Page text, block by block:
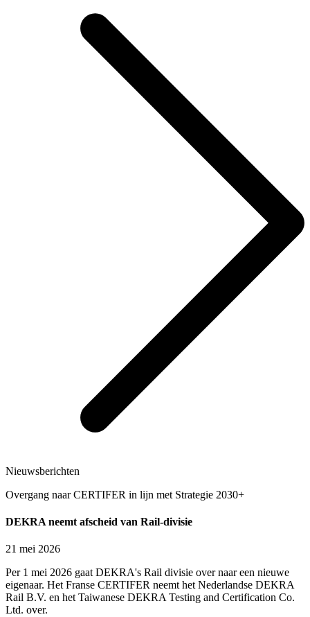
Nieuwsberichten
Overgang naar CERTIFER in lijn met Strategie 2030+
DEKRA neemt afscheid van Rail-divisie
21 mei 2026
Per 1 mei 2026 gaat DEKRA's Rail divisie over naar een nieuwe
eigenaar. Het Franse CERTIFER neemt het Nederlandse DEKRA
Rail B.V. en het Taiwanese DEKRA Testing and Certification Co.
Ltd. over.